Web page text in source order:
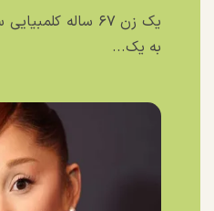
یک زن ۶۷ ساله
به یک...